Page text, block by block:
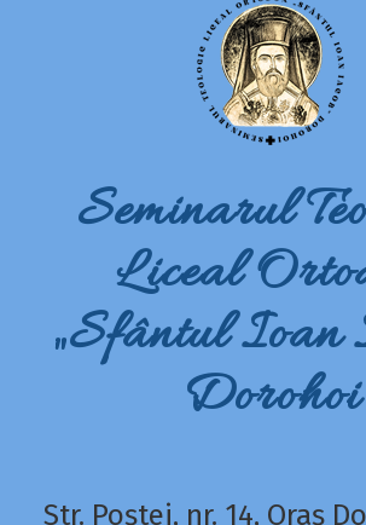
Seminarul
Liceal
„Sfântul Ioan
Dorohoi
Str. Poștei, nr. 14, Oraș